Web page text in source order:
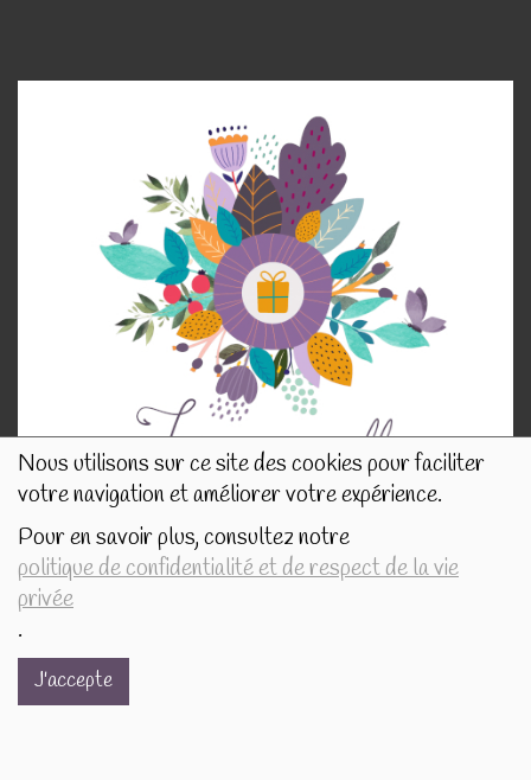
Nous utilisons sur ce site des cookies pour faciliter
votre navigation et améliorer votre expérience.
Pour en savoir plus, consultez notre
politique de confidentialité et de respect de la vie
privée
.
J'accepte